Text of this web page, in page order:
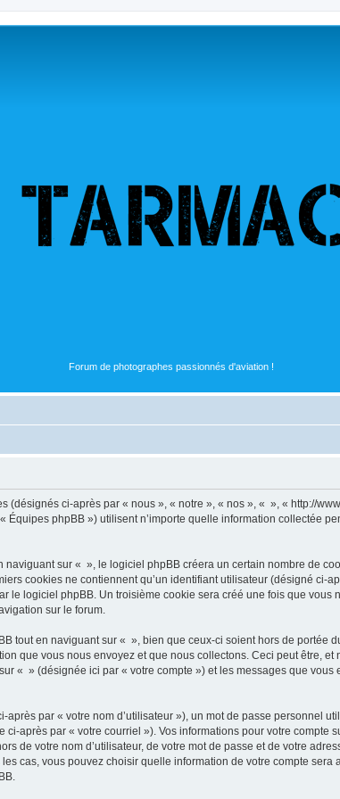
Forum de photographes passionnés d'aviation !
ci-après par « nous », « notre », « nos », « », « http://
phpBB ») utilisent n’importe quelle information collectée
sur « », le logiciel phpBB créera un certain nombre de
cookies ne contiennent qu’un identifiant utilisateur (désigné ci-
le logiciel phpBB. Un troisième cookie sera créé une fois que
sur le forum.
tout en naviguant sur « », bien que ceux-ci soient hors de portée
que vous nous envoyez et que nous collectons. Ceci peut être, et
« » (désignée ici par « votre compte ») et les messages que
par « votre nom d’utilisateur »), un mot de passe personnel
après par « votre courriel »). Vos informations pour votre
de votre nom d’utilisateur, de votre mot de passe et de votre
cas, vous pouvez choisir quelle information de votre compte